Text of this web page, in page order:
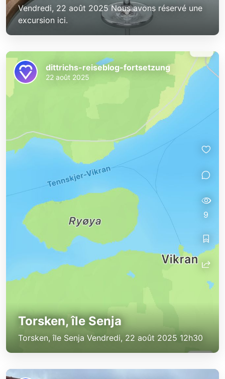
Vendredi, 22 août 2025 Nous avons réservé une
excursion ici.
Torsken, île Senja
Torsken, île Senja Vendredi, 22 août 2025 12h30
dittrichs-reiseblog-fortsetzung
22 août 2025
9